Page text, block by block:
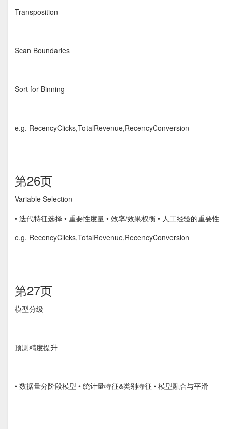
Transposition
Scan Boundaries
Sort for Binning
e.g. RecencyClicks,TotalRevenue,RecencyConversion
第26页
Variable Selection
• 迭代特征选择 • 重要性度量 • 效率/效果权衡 • 人工经验的重要性
e.g. RecencyClicks,TotalRevenue,RecencyConversion
第27页
模型分级
预测精度提升
• 数据量分阶段模型 • 统计量特征&类别特征 • 模型融合与平滑